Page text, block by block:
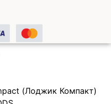
(Лоджик Компакт)